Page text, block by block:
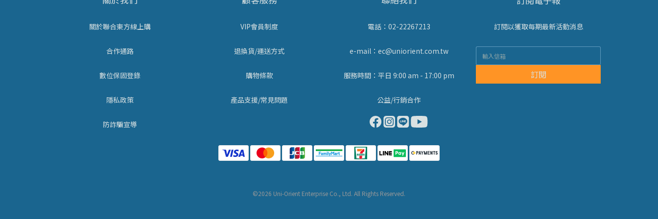
關於聯合東方線上購
合作通路
數位保固登錄
隱私政策
防詐騙宣導
VIP會員制度
退換貨/運送方式
購物條款
產品支援/常見問題
電話：02-22267213
e-mail：ec@uniorient.com.tw
服務時間：平日 9:00 am - 17:00 pm
公益/行銷合作
訂閱以獲取每期最新活動消息
訂閱
©2026 Uni-Orient Enterprise Co., Ltd. All Rights Reserved.